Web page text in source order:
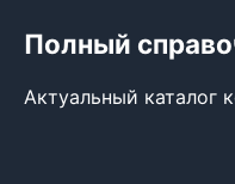
Полный
Актуальный каталог